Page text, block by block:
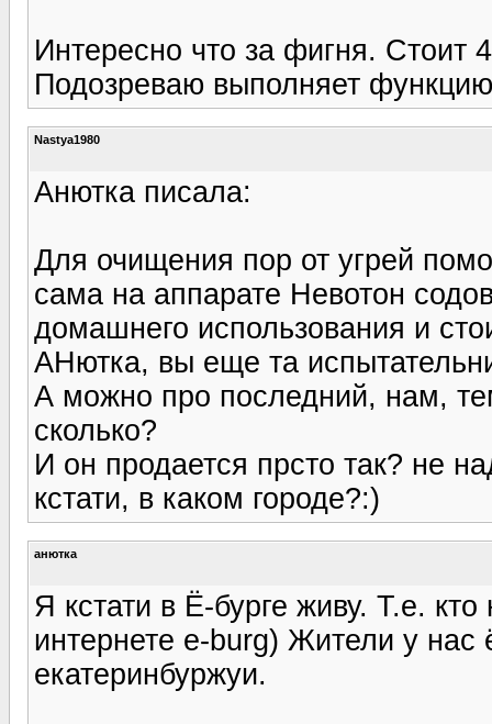
Интересно что за фигня. Стоит
Подозреваю выполняет
Nastya1980
Анютка писала:
Для очищения пор от угрей
сама на аппарате Невотон
домашнего использования и
АНютка, вы еще та
А можно про последний, нам,
сколько?
И он продается прсто так? не
кстати, в каком городе?:)
анютка
Я кстати в Ё-бурге живу. Т.е.
интернете e-burg) Жители у нас
екатеринбуржуи.